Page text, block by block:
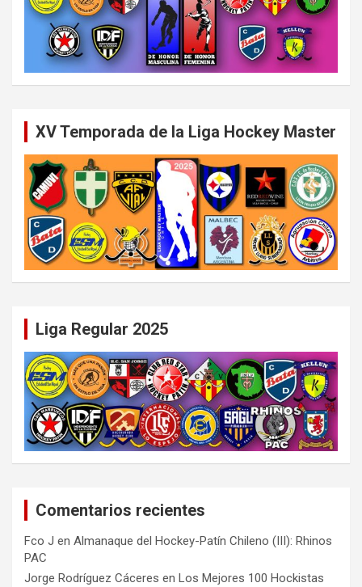
XV Temporada de la Liga Hockey Master
Liga Regular 2025
Comentarios recientes
Fco J en Almanaque del Hockey-Patín Chileno (III): Rhinos
PAC
Jorge Rodríguez Cáceres en Los Mejores 100 Hockistas